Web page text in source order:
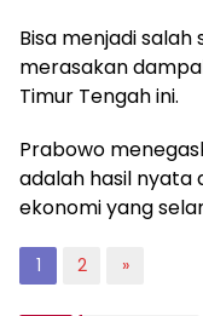
Bisa menjadi
merasakan
Timur Tengah ini.
Prabowo
adalah hasil nyata
ekonomi yang
1 2 »